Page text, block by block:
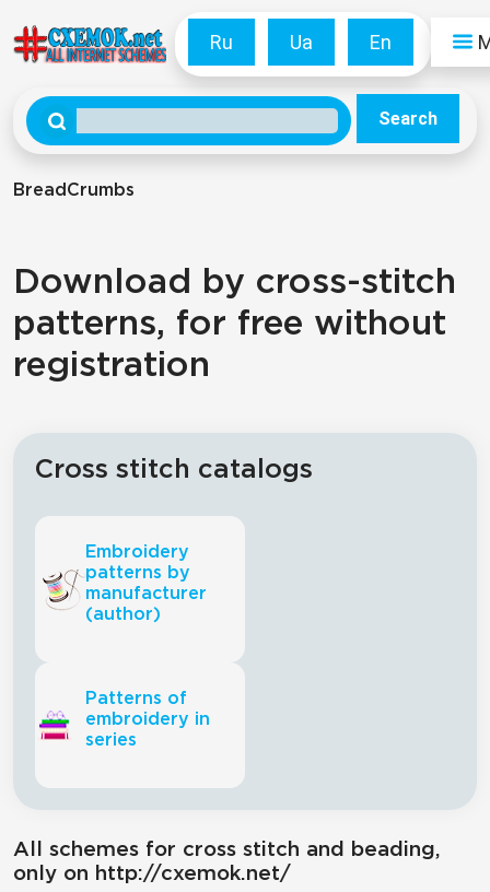
Ru Ua En
Search
BreadCrumbs
Download by cross-stitch
patterns, for free without
registration
Cross stitch catalogs
Embroidery
patterns by
manufacturer
(author)
Patterns of
embroidery in
series
All schemes for cross stitch and beading,
only on http://cxemok.net/